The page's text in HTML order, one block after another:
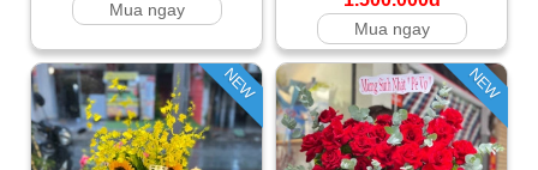
Mua ngay
Mua ngay
NEW NEW